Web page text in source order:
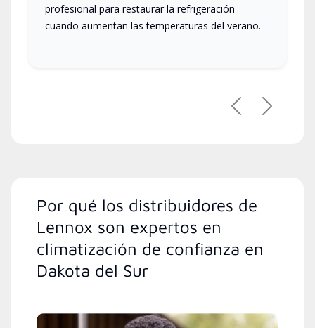
profesional para restaurar la refrigeración
cuando aumentan las temperaturas del verano.
PreviousNext
Por qué los distribuidores de
Lennox son expertos en
climatización de confianza en
Dakota del Sur